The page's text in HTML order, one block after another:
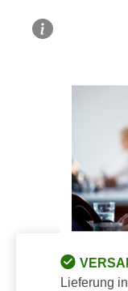
Lieferung